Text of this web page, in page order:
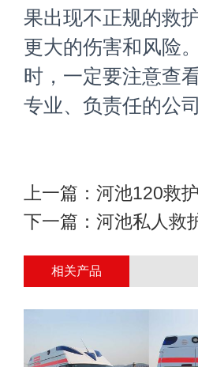
果出现不正规的救
更大的伤害和风险
时，一定要注意查
专业、负责任的公
上一篇： 河池120救
下一篇： 河池私人救
相关产品